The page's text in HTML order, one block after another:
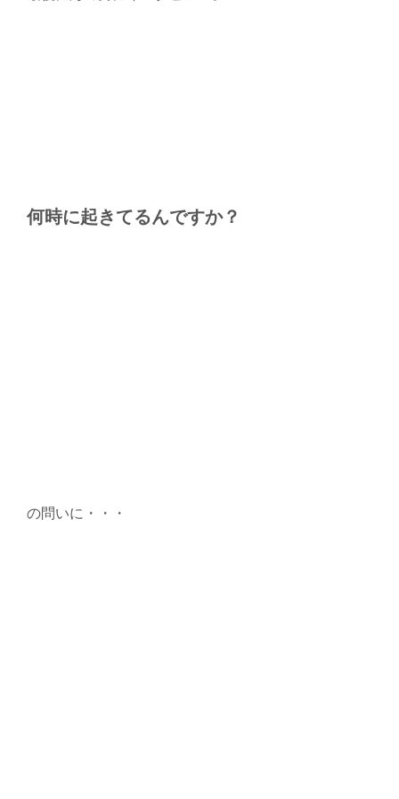
何時に起きてるんですか？
の問いに・・・